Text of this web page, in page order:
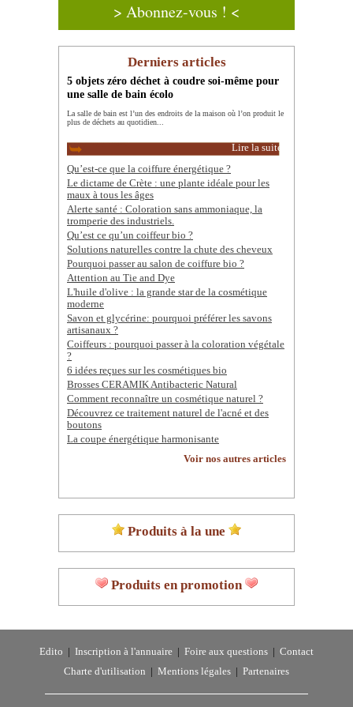
> Abonnez-vous ! <
Derniers articles
5 objets zéro déchet à coudre soi-même pour
une salle de bain écolo
La salle de bain est l’un des endroits de la maison où l’on produit le
plus de déchets au quotidien...
Lire la suite
Qu’est-ce que la coiffure énergétique ?
Le dictame de Crète : une plante idéale pour les
maux à tous les âges
Alerte santé : Coloration sans ammoniaque, la
tromperie des industriels.
Qu’est ce qu’un coiffeur bio ?
Solutions naturelles contre la chute des cheveux
Pourquoi passer au salon de coiffure bio ?
Attention au Tie and Dye
L'huile d'olive : la grande star de la cosmétique
moderne
Savon et glycérine: pourquoi préférer les savons
artisanaux ?
Coiffeurs : pourquoi passer à la coloration végétale
?
6 idées reçues sur les cosmétiques bio
Brosses CERAMIK Antibacteric Natural
Comment reconnaître un cosmétique naturel ?
Découvrez ce traitement naturel de l'acné et des
boutons
La coupe énergétique harmonisante
Voir nos autres articles
Produits à la une
Produits en promotion
Edito Inscription à l'annuaire Foire aux questions
Contact
Charte d'utilisation
Mentions légales Partenaires